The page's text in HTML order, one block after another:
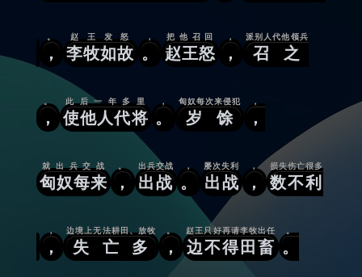
，
。
李牧如故
赵王发怒
。
，
赵王怒
把他召回
，
，
召之
派别人代他领兵
，
。
使他人代将
此后一年多里
。
，
岁馀
匈奴每次来侵犯
，
，
匈奴每来
就出兵交战
，
。
出战
出兵交战
。
，
出战
屡次失利
，
，
数不利
损失伤亡很多
，
，
失亡多
边境上无法耕田、放牧
，
。
边不得田畜
赵王只好再请李牧出任
。
。